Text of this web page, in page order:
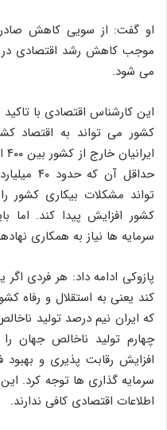
او گفت: از سویی کاهش
موجب کاهش رشد اقتصادی در
می شود.
این کارشناس اقتصادی با تاکید
کشور می تواند به اقتصاد
ایرانیان خارج از کشور بین ۴۰۰
حداقل آن که حدود ۴۰
تواند مشکلات بیکاری
کشور افزایش پیدا کند. اما
سرمایه ها نیاز به همکاری
پازوکی ادامه داد: هر فردی اگر
کند یعنی به استقلال و رفاه
که ایران نیم درصد تولید
چهارم تولید ناخالص جهان را
افزایش رقابت پذیری و بهبود
سرمایه گذاری ها توجه کرد.
اطلاعات اقتصادی کافی ندارند.